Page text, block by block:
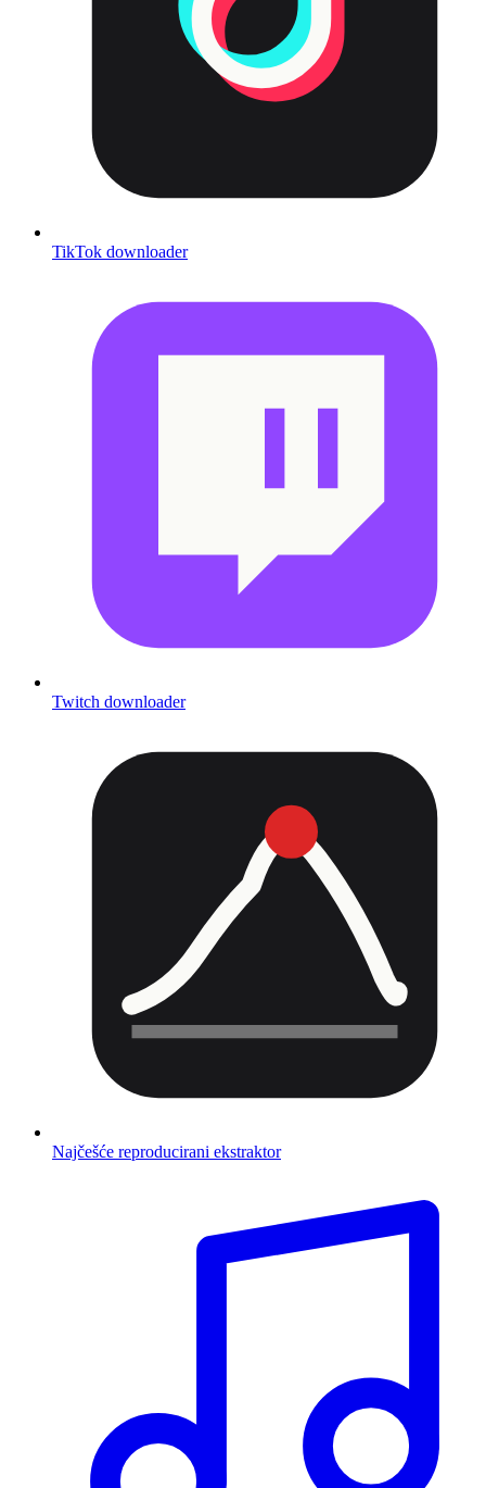
TikTok downloader
Twitch downloader
Najčešće reproducirani ekstraktor